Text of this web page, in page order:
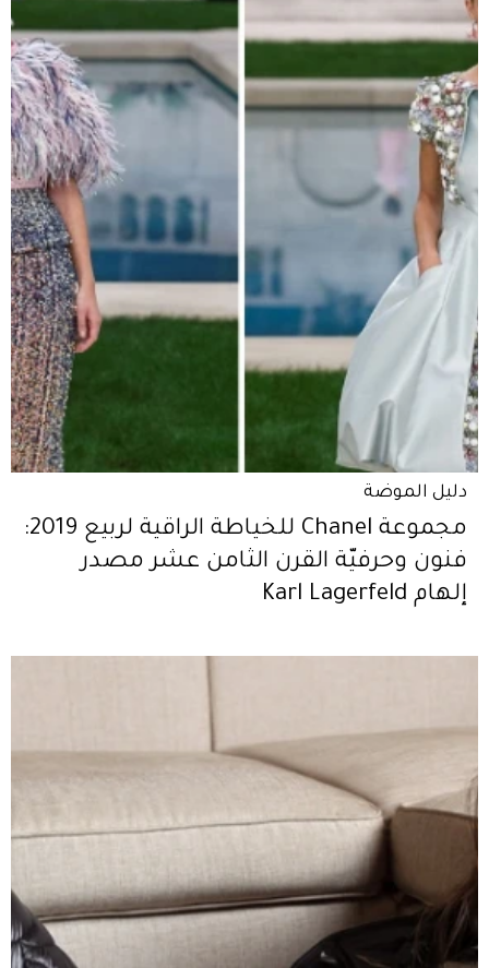
دليل الموضة
مجموعة Chanel للخياطة الراقية لربيع 2019:
فنون وحرفيّة القرن الثامن عشر مصدر
إلهام Karl Lagerfeld